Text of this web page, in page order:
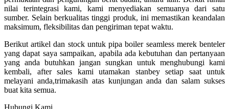
nilai terintegrasi kami, kami menyediakan semuanya dari satu
sumber. Selain berkualitas tinggi produk, ini memastikan keandalan
maksimum, fleksibilitas dan pengiriman tepat waktu.
Berikut artikel dan stock untuk pipa boiler seamless merek benteler
yang dapat saya sampaikan, apabila ada kebutuhan dan pertanyaan
yang anda butuhkan jangan sungkan untuk menghubungi kami
kembali, after sales kami utamakan stanbey setiap saat untuk
melayani anda,trimakasih atas kunjungan anda dan salam sukses
buat kita semua.
Hubungi Kami